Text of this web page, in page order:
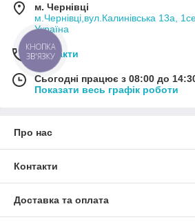
м. Чернівці
м.Чернівці,вул.Калинівська 13а,
Україна
Контакти
Сьогодні працює з 08:00 до
Показати весь графік роботи
Про нас
Контакти
Доставка та оплата
КНОПКА
ЗВ'ЯЗКУ